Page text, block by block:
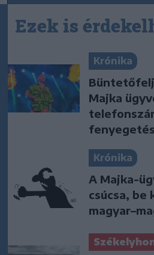
Ezek is
Krónika
Majka
Krónika
A Majka-
csúcsa, be